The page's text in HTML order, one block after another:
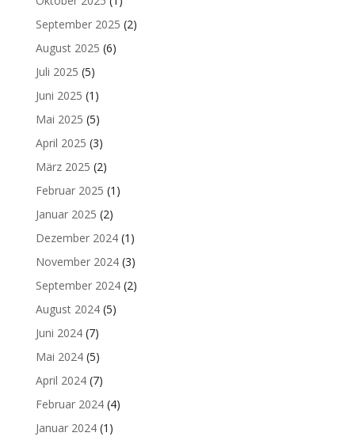
September 2025 (2)
August 2025 (6)
Juli 2025 (5)
Juni 2025 (1)
Mai 2025 (5)
April 2025 (3)
März 2025 (2)
Februar 2025 (1)
Januar 2025 (2)
Dezember 2024(1)
November 2024(3)
September 2024(2)
August 2024(5)
Juni 2024(7)
Mai 2024(5)
April 2024(7)
Februar 2024(4)
Januar 2024(1)